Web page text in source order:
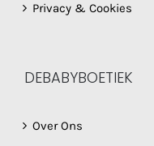
Privacy & Cookies
DEBABYBOETIEK
Over Ons